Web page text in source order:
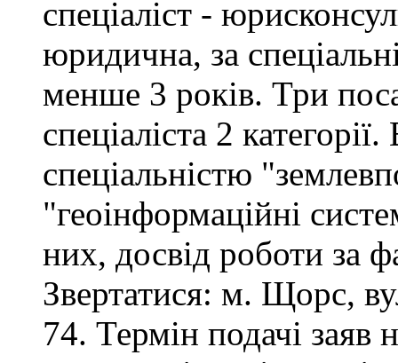
спеціаліст -
юридична, за
менше 3 років. Три
спеціаліста 2
спеціальністю
"геоінформаційні
них, досвід роботи за
Звертатися: м. Щорс,
74. Термін подачі заяв